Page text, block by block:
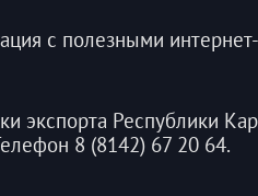
с полезными
экспорта Республики
8 (8142) 67 20 64.